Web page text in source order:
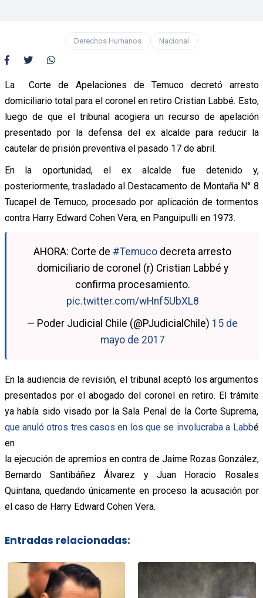
Derechos Humanos Nacional
La Corte de Apelaciones de Temuco decretó arresto
domiciliario total para el coronel en retiro Cristian Labbé. Esto,
luego de que el tribunal acogiera un recurso de apelación
presentado por la defensa del ex alcalde para reducir la
cautelar de prisión preventiva el pasado 17 de abril.
En la oportunidad, el ex alcalde fue detenido y,
posteriormente, trasladado al Destacamento de Montaña N° 8
Tucapel de Temuco, procesado por aplicación de tormentos
contra Harry Edward Cohen Vera, en Panguipulli en 1973.
AHORA: Corte de #Temuco decreta arresto
domiciliario de coronel (r) Cristian Labbé y
confirma procesamiento.
pic.twitter.com/wHnf5UbXL8
— Poder Judicial Chile (@PJudicialChile) 15 de
mayo de 2017
En la audiencia de revisión, el tribunal aceptó los argumentos
presentados por el abogado del coronel en retiro. El trámite
ya había sido visado por la Sala Penal de la Corte Suprema,
que anuló otros tres casos en los que se involucraba a Labbé
en
la ejecución de apremios en contra de Jaime Rozas González,
Bernardo Santibáñez Álvarez y Juan Horacio Rosales
Quintana, quedando únicamente en proceso la acusación por
el caso de Harry Edward Cohen Vera.
Entradas relacionadas: